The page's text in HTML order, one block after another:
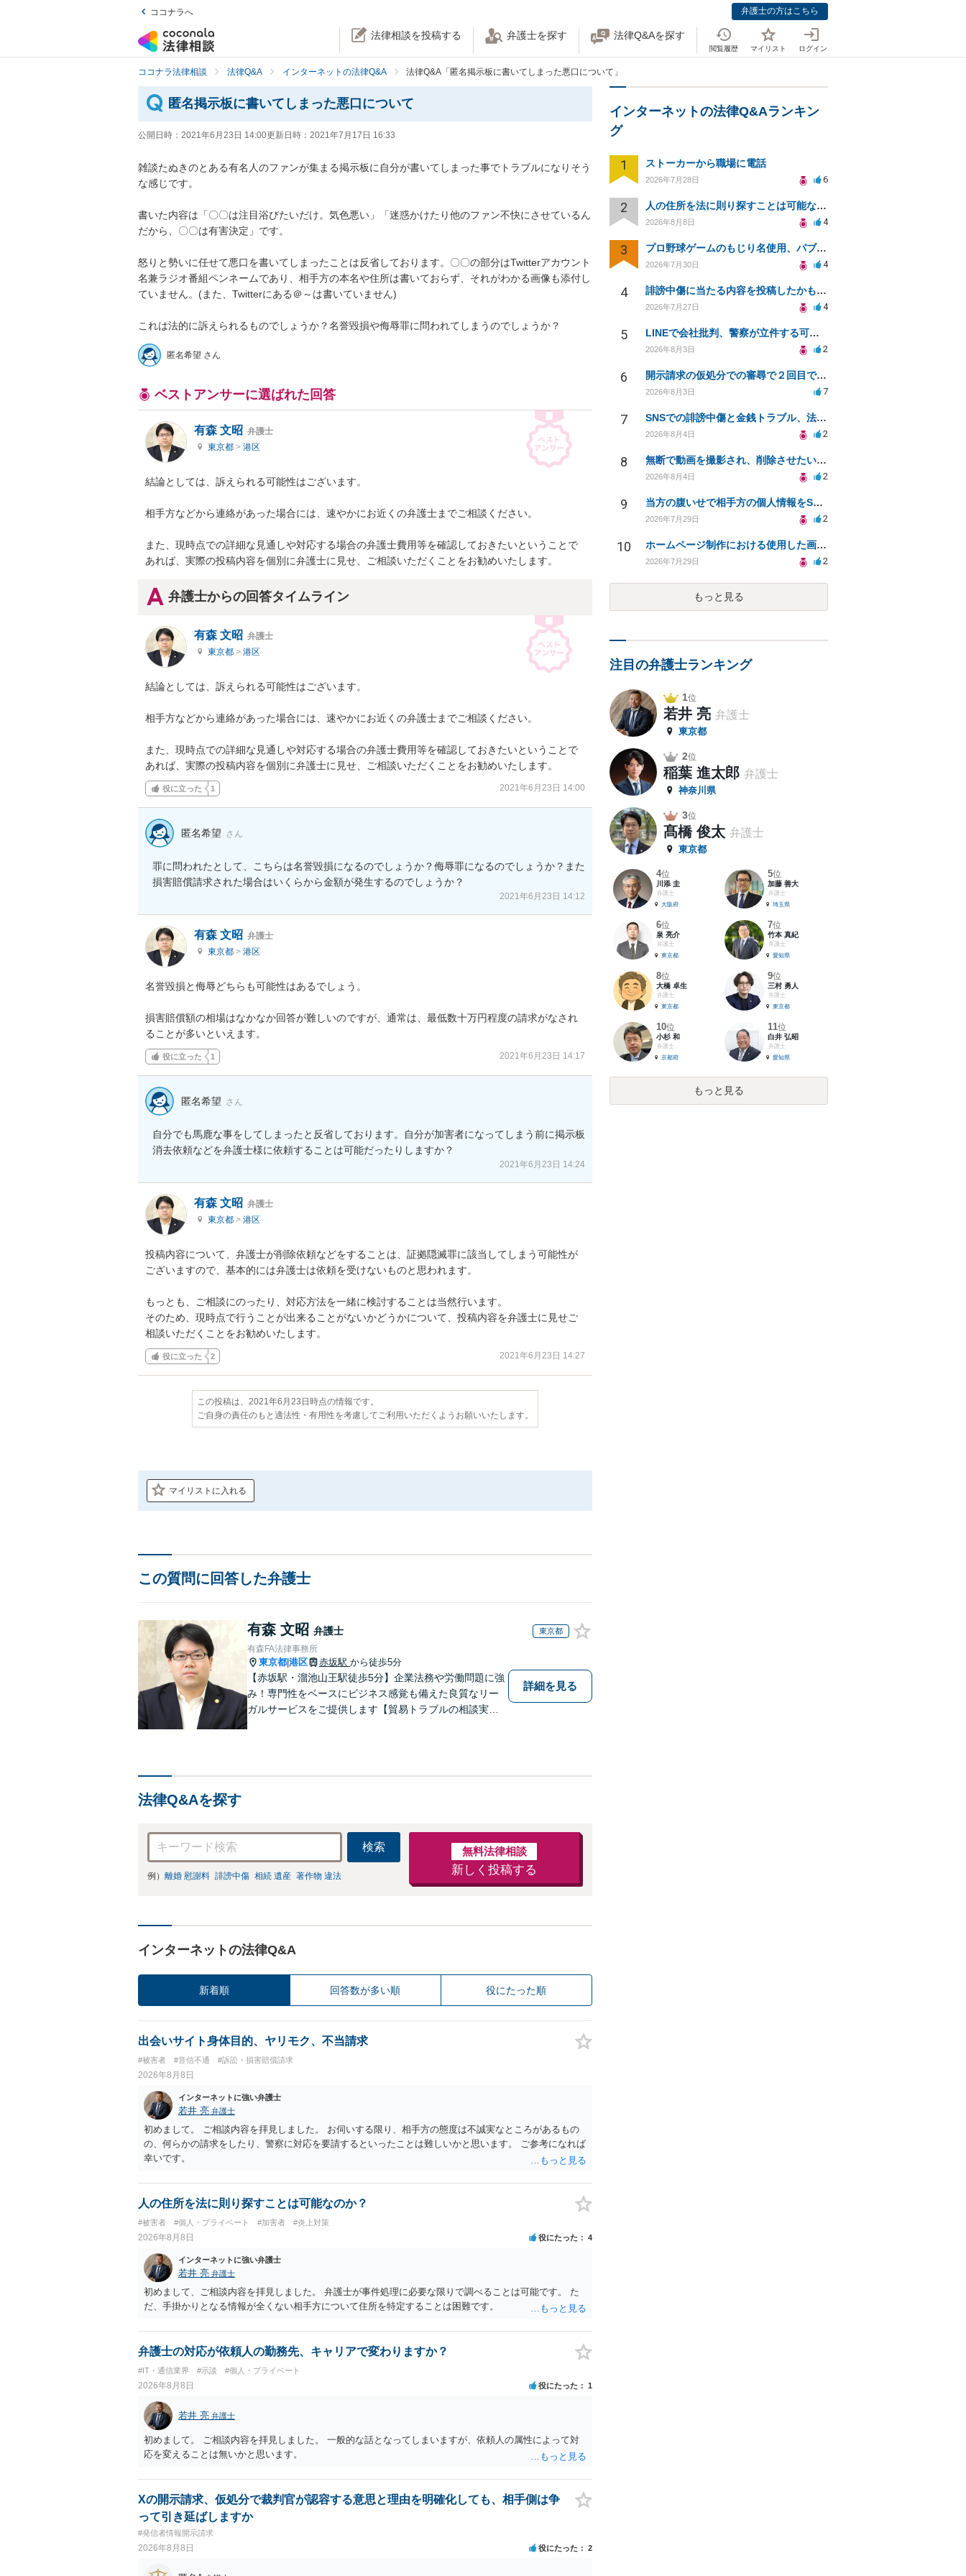
ココナラへ 弁護士の方はこちら
法律相談を投稿する 弁護士を探す 法律Q&Aを探す
閲覧履歴 マイリスト ログイン
ココナラ法律相談 法律Q&A インターネットの法律Q&A 法律Q&A「匿名掲示板に書いてしまった悪口について」
匿名掲示板に書いてしまった悪口について
公開日時： 2021年6月23日 14:00更新日時： 2021年7月17日 16:33
雑談たぬきのとある有名人のファンが集まる掲示板に自分が書いてしまった事でトラブルになりそう
な感じです。
書いた内容は「〇〇は注目浴びたいだけ。気色悪い」「迷惑かけたり他のファン不快にさせているん
だから、〇〇は有害決定」です。
怒りと勢いに任せて悪口を書いてしまったことは反省しております。〇〇の部分はTwitterアカウント
名兼ラジオ番組ペンネームであり、相手方の本名や住所は書いておらず、それがわかる画像も添付し
ていません。(また、Twitterにある＠～は書いていません)
これは法的に訴えられるものでしょうか？名誉毀損や侮辱罪に問われてしまうのでしょうか？
匿名希望 さん
ベストアンサーに選ばれた回答
有森 文昭 弁護士
東京都 > 港区
結論としては、訴えられる可能性はございます。
相手方などから連絡があった場合には、速やかにお近くの弁護士までご相談ください。
また、現時点での詳細な見通しや対応する場合の弁護士費用等を確認しておきたいということで
あれば、実際の投稿内容を個別に弁護士に見せ、ご相談いただくことをお勧めいたします。
弁護士からの回答タイムライン
有森 文昭 弁護士
東京都 > 港区
結論としては、訴えられる可能性はございます。
相手方などから連絡があった場合には、速やかにお近くの弁護士までご相談ください。
また、現時点での詳細な見通しや対応する場合の弁護士費用等を確認しておきたいということで
あれば、実際の投稿内容を個別に弁護士に見せ、ご相談いただくことをお勧めいたします。
役に立った 1 2021年6月23日 14:00
匿名希望 さん
罪に問われたとして、こちらは名誉毀損になるのでしょうか？侮辱罪になるのでしょうか？また
損害賠償請求された場合はいくらから金額が発生するのでしょうか？
2021年6月23日 14:12
有森 文昭 弁護士
東京都 > 港区
名誉毀損と侮辱どちらも可能性はあるでしょう。
損害賠償額の相場はなかなか回答が難しいのですが、通常は、最低数十万円程度の請求がなされ
ることが多いといえます。
役に立った 1 2021年6月23日 14:17
匿名希望 さん
自分でも馬鹿な事をしてしまったと反省しております。自分が加害者になってしまう前に掲示板
消去依頼などを弁護士様に依頼することは可能だったりしますか？
2021年6月23日 14:24
有森 文昭 弁護士
東京都 > 港区
投稿内容について、弁護士が削除依頼などをすることは、証拠隠滅罪に該当してしまう可能性が
ございますので、基本的には弁護士は依頼を受けないものと思われます。
もっとも、ご相談にのったり、対応方法を一緒に検討することは当然行います。
そのため、現時点で行うことが出来ることがないかどうかについて、投稿内容を弁護士に見せご
相談いただくことをお勧めいたします。
役に立った 2 2021年6月23日 14:27
この投稿は、2021年6月23日時点の情報です。
ご自身の責任のもと適法性・有用性を考慮してご利用いただくようお願いいたします。
マイリストに入れる
この質問に回答した弁護士
有森 文昭 弁護士 東京都
有森FA法律事務所
東京都 港区 赤坂駅 から徒歩5分
【赤坂駅・溜池山王駅徒歩5分】企業法務や労働問題に強
み！専門性をベースにビジネス感覚も備えた良質なリー
ガルサービスをご提供します【貿易トラブルの相談実績1
詳細を見る
法律Q&Aを探す
検索
例） 離婚 慰謝料 誹謗中傷 相続 遺産 著作物 違法
無料法律相談
新しく投稿する
インターネットの法律Q&A
新着順 回答数が多い順 役にたった順
出会いサイト身体目的、ヤリモク、不当請求
#被害者 #音信不通 #訴訟・損害賠償請求
2026年8月8日
インターネットに強い弁護士
若井 亮 弁護士
初めまして。 ご相談内容を拝見しました。 お伺いする限り、相手方の態度は不誠実なところがあるもの
の、何らかの請求をしたり、警察に対応を要請するといったことは難しいかと思います。 ご参考になれば
幸いです。
人の住所を法に則り探すことは可能なのか？
#被害者 #個人・プライベート #加害者 #炎上対策
2026年8月8日 役にたった 4
インターネットに強い弁護士
若井 亮 弁護士
初めまして、ご相談内容を拝見しました。 弁護士が事件処理に必要な限りで調べることは可能です。 た
だ、手掛かりとなる情報が全くない相手方について住所を特定することは困難です。
弁護士の対応が依頼人の勤務先、キャリアで変わりますか？
#IT・通信業界 #示談 #個人・プライベート
2026年8月8日 役にたった 1
若井 亮 弁護士
初めまして。 ご相談内容を拝見しました。 一般的な話となってしまいますが、依頼人の属性によって対
応を変えることは無いかと思います。
Xの開示請求、仮処分で裁判官が認容する意思と理由を明確化しても、相手側は争
って引き延ばしますか
#発信者情報開示請求
2026年8月8日 役にたった 2
インターネットの法律Q&Aランキン
グ
1 ストーカーから職場に電話
2026年7月28日 6
2 人の住所を法に則り探すことは可能なのか？
2026年8月8日 4
3 プロ野球ゲームのもじり名使用、パブリシティ権の影響は？
2026年7月30日 4
4 誹謗中傷に当たる内容を投稿したかもしれない。開示請求や民事刑事裁判に発展しうるのか教えて欲しい。
2026年7月27日 4
5 LINEで会社批判、警察が立件する可能性は？
2026年8月3日 2
6 開示請求の仮処分での審尋で２回目で終わらない場合どうしたらいいですか
2026年8月3日 7
7 SNSでの誹謗中傷と金銭トラブル、法的対応の相談
2026年8月4日 2
8 無断で動画を撮影され、削除させたいが連絡が返ってこない。
2026年8月4日 2
9 当方の腹いせで相手方の個人情報をSNSで晒してしまい名誉毀損させてしまったかもしれない
2026年7月29日 2
10 ホームページ制作における使用した画像や文章の著作権について
2026年7月29日 2
もっと見る
注目の弁護士ランキング
1位
若井 亮 弁護士
東京都
2位
稲葉 進太郎 弁護士
神奈川県
3位
髙橋 俊太 弁護士
東京都
4位
川添 圭
弁護士
大阪府
5位
加藤 善大
弁護士
埼玉県
6位
泉 亮介
弁護士
東京都
7位
竹本 真紀
弁護士
愛知県
8位
大橋 卓生
弁護士
東京都
9位
三村 勇人
弁護士
東京都
10位
小杉 和
弁護士
京都府
11位
白井 弘昭
弁護士
愛知県
もっと見る